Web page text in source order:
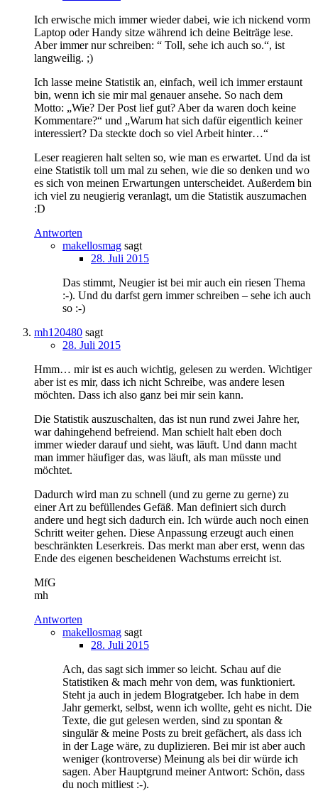
Ich erwische mich immer wieder dabei, wie ich nickend vorm
Laptop oder Handy sitze während ich deine Beiträge lese.
Aber immer nur schreiben: “ Toll, sehe ich auch so.“, ist
langweilig. ;)
Ich lasse meine Statistik an, einfach, weil ich immer erstaunt
bin, wenn ich sie mir mal genauer ansehe. So nach dem
Motto: „Wie? Der Post lief gut? Aber da waren doch keine
Kommentare?“ und „Warum hat sich dafür eigentlich keiner
interessiert? Da steckte doch so viel Arbeit hinter…“
Leser reagieren halt selten so, wie man es erwartet. Und da ist
eine Statistik toll um mal zu sehen, wie die so denken und wo
es sich von meinen Erwartungen unterscheidet. Außerdem bin
ich viel zu neugierig veranlagt, um die Statistik auszumachen
:D
Antworten
makellosmag sagt
28. Juli 2015
Das stimmt, Neugier ist bei mir auch ein riesen Thema
:-). Und du darfst gern immer schreiben – sehe ich auch
so :-)
mh120480 sagt
28. Juli 2015
Hmm… mir ist es auch wichtig, gelesen zu werden. Wichtiger
aber ist es mir, dass ich nicht Schreibe, was andere lesen
möchten. Dass ich also ganz bei mir sein kann.
Die Statistik auszuschalten, das ist nun rund zwei Jahre her,
war dahingehend befreiend. Man schielt halt eben doch
immer wieder darauf und sieht, was läuft. Und dann macht
man immer häufiger das, was läuft, als man müsste und
möchtet.
Dadurch wird man zu schnell (und zu gerne zu gerne) zu
einer Art zu befüllendes Gefäß. Man definiert sich durch
andere und hegt sich dadurch ein. Ich würde auch noch einen
Schritt weiter gehen. Diese Anpassung erzeugt auch einen
beschränkten Leserkreis. Das merkt man aber erst, wenn das
Ende des eigenen bescheidenen Wachstums erreicht ist.
MfG
mh
Antworten
makellosmag sagt
28. Juli 2015
Ach, das sagt sich immer so leicht. Schau auf die
Statistiken & mach mehr von dem, was funktioniert.
Steht ja auch in jedem Blogratgeber. Ich habe in dem
Jahr gemerkt, selbst, wenn ich wollte, geht es nicht. Die
Texte, die gut gelesen werden, sind zu spontan &
singulär & meine Posts zu breit gefächert, als dass ich
in der Lage wäre, zu duplizieren. Bei mir ist aber auch
weniger (kontroverse) Meinung als bei dir würde ich
sagen. Aber Hauptgrund meiner Antwort: Schön, dass
du noch mitliest :-).